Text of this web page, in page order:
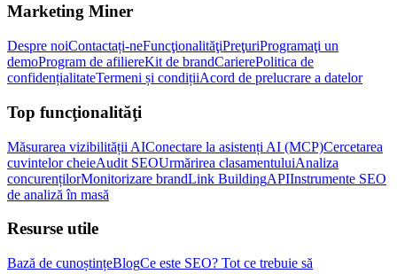
Marketing Miner
Despre noiContactați-neFuncţionalităţiPreţuriProgramaţi un
demoProgram de afiliereKit de brandCarierePolitica de
confidențialitateTermeni și condițiiAcord de prelucrare a datelor
Top funcţionalităţi
Măsurarea vizibilității AIConectare la asistenți AI (MCP)Cercetarea
cuvintelor cheieAudit SEOUrmărirea clasamentuluiAnaliza
concurențilorMonitorizare brandLink BuildingAPIInstrumente SEO
de analiză în masă
Resurse utile
Bază de cunoștințeBlogCe este SEO? Tot ce trebuie să